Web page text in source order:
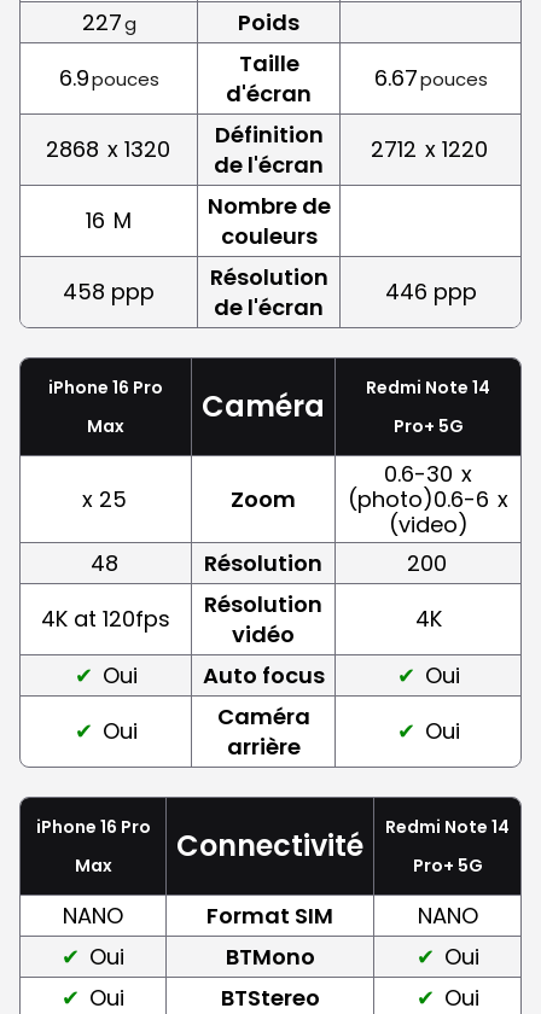
227g
Poids
6.9pouces
Taille
d'écran
6.67pouces
2868 x 1320
Définition
de l'écran
2712 x 1220
16 M
Nombre de
couleurs
458 ppp
Résolution
de l'écran
446 ppp
iPhone 16 Pro
Max
Caméra
Redmi Note 14
Pro+ 5G
x 25 Zoom
0.6-30 x
(photo)0.6-6 x
(video)
48
Résolution
200
4K at 120fps
Résolution
vidéo
4K
Oui
Auto focus
Oui
Oui
Caméra
arrière
Oui
iPhone 16 Pro
Max
Connectivité
Redmi Note 14
Pro+ 5G
NANO Format SIM
NANO
Oui
BTMono
Oui
Oui
BTStereo
Oui